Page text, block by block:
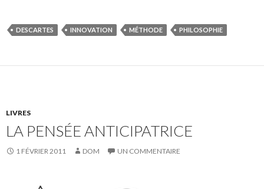
DESCARTES INNOVATION MÉTHODE PHILOSOPHIE
LIVRES
LA PENSÉE ANTICIPATRICE
1 FÉVRIER 2011 DOM UN COMMENTAIRE